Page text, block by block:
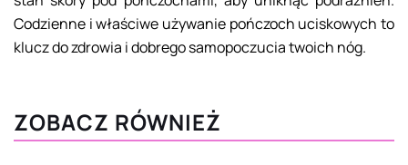
Codzienne i właściwe używanie pończoch uciskowych to
klucz do zdrowia i dobrego samopoczucia twoich nóg.
ZOBACZ RÓWNIEŻ